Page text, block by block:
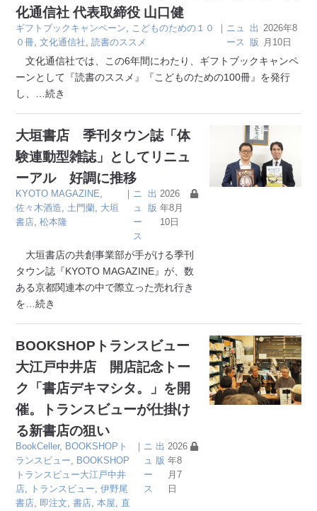
化通信社 代表取締役 山口健
ギフトブックキャンペーン, こどものための１０
０冊,文化通信社,読書のススメ
｜ ニュ
ース
出
版
2026年8
月10日
文化通信社では、この6年間にわたり、ギフトブックキャンペ
ーンとして『読書のススメ』『こどものための100冊』を発行
し、
…続き
大垣書店 季刊タウン誌「体
験連動型雑誌」としてリニュ
ーアル 好調に推移
KYOTO MAGAZINE,
佐々木酒造,土門蘭, 大垣
書店,松本隆
｜ ニ
ュ
ー
ス
出
版
2026
年8月
10日
大垣書店の共創事業部が手がける季刊
タウン誌『KYOTO MAGAZINE』が、数
ある京都関連本の中で際立った売れ行き
を …続き
BOOKSHOPトランスビュー
大江戸中井店 開店記念トー
ク「書店デキマシタ。」を開
催。トランスビューが仕掛け
る新書店の狙い
BookCeller, BOOKSHOPト
ランスビュー, BOOKSHOP
トランスビュー大江戸中井
店, トランスビュー,伊野尾
書店, 即注文,書店,本屋, 直
｜ ニ
ュ
ー
ス
出
版
2026
年8
月7
日